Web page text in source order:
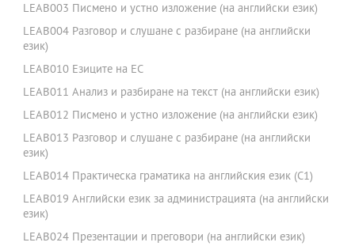
LEAB003 Писмено и устно изложение (на английски език)
LEAB004 Разговор и слушане с разбиране (на английски
език)
LEAB010 Езиците на ЕС
LEAB011 Анализ и разбиране на текст (на английски език)
LEAB012 Писмено и устно изложение (на английски език)
LEAB013 Разговор и слушане с разбиране (на английски
език)
LEAB014 Практическа граматика на английския език (С1)
LEAB019 Английски език за администрацията (на английски
език)
LEAB024 Презентации и преговори (на английски език)